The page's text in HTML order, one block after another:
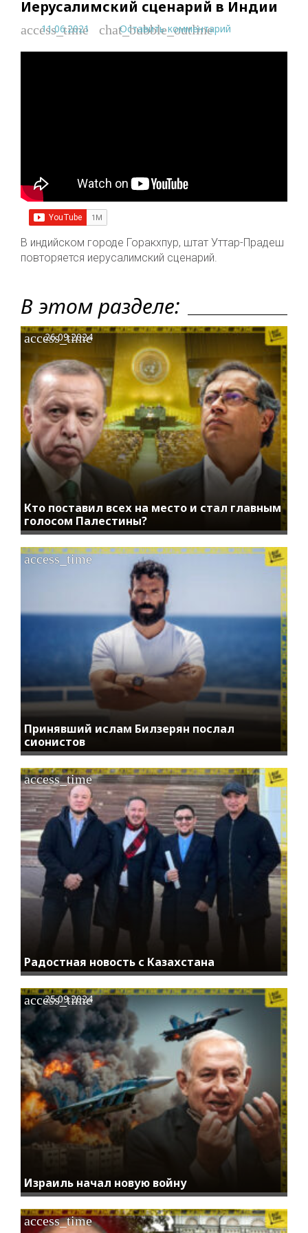
Иерусалимский сценарий в Индии
access_time
11.06.2021 chat_bubble_outline
Оставить комментарий
В индийском городе Горакхпур, штат Уттар-Прадеш
повторяется иерусалимский сценарий.
В этом разделе:
Кто поставил всех на место и стал главным
голосом Палестины?
access_time
26.09.2024
Принявший ислам Билзерян послал
сионистов
access_time
Радостная новость с Казахстана
access_time
Израиль начал новую войну
access_time
25.09.2024
access_time